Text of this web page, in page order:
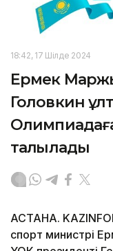
18:42, 17 Шілде 2024
Ермек
Головкин
талқылады
АСТАНА.
спорт министрі